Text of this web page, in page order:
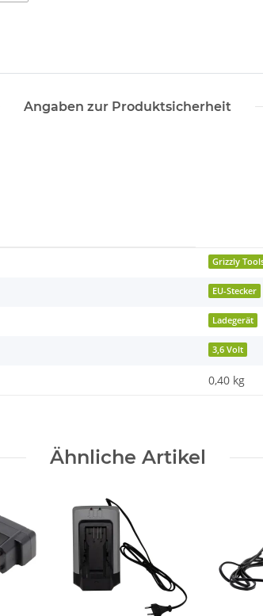
Angaben zur Produktsicherheit
Grizzly
EU-Stecker
Ladegerät
3,6 Volt
0,40 kg
Ähnliche Artikel